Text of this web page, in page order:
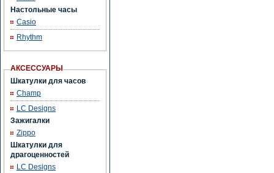
Настольные часы
Casio
Rhythm
АКСЕССУАРЫ
Шкатулки для часов
Champ
LC Designs
Зажигалки
Zippo
Шкатулки для
драгоценностей
LC Designs